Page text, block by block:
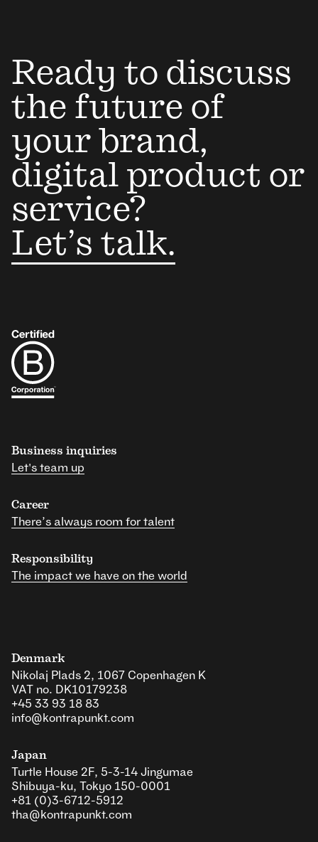
Ready to discuss
the future of
your brand,
digital product or
service?
Let’s talk.
Business inquiries
Let's team up
Career
There’s always room for talent
Responsibility
The impact we have on the world
Denmark
Nikolaj Plads 2, 1067 Copenhagen K
VAT no. DK10179238
+45 33 93 18 83
info@kontrapunkt.com
Japan
Turtle House 2F, 5-3-14 Jingumae
Shibuya-ku, Tokyo 150-0001
+81 (0)3-6712-5912
tha@kontrapunkt.com